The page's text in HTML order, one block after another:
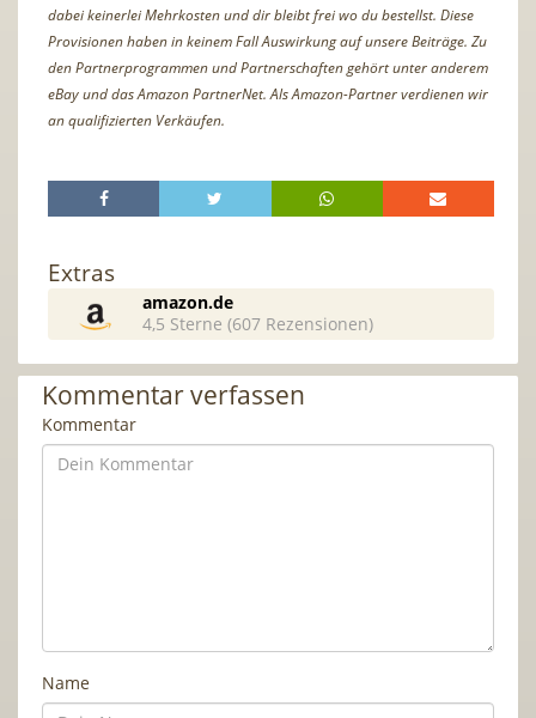
dabei keinerlei Mehrkosten und dir bleibt frei wo du bestellst. Diese
Provisionen haben in keinem Fall Auswirkung auf unsere Beiträge. Zu
den Partnerprogrammen und Partnerschaften gehört unter anderem
eBay und das Amazon PartnerNet. Als Amazon-Partner verdienen wir
an qualifizierten Verkäufen.
Extras
amazon.de
4,5 Sterne (607 Rezensionen)
Kommentar verfassen
Kommentar
Name